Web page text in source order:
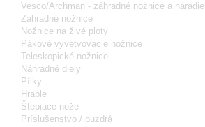
Vesco/Archman - záhradné nožnice a náradie
Zahradné nožnice
Nožnice na živé ploty
Pákové vyvetvovacie nožnice
Teleskopické nožnice
Náhradné diely
Pílky
Hrable
Štepiace nože
Príslušenstvo / puzdrá